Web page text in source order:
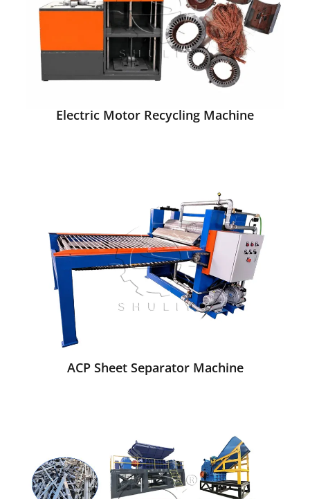
Electric Motor Recycling Machine
ACP Sheet Separator Machine